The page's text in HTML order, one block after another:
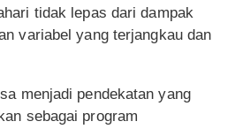
tidak lepas dari dampak
variabel yang terjangkau dan
menjadi pendekatan yang
sebagai program